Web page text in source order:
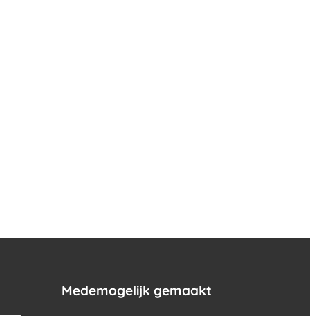
Medemogelijk gemaakt